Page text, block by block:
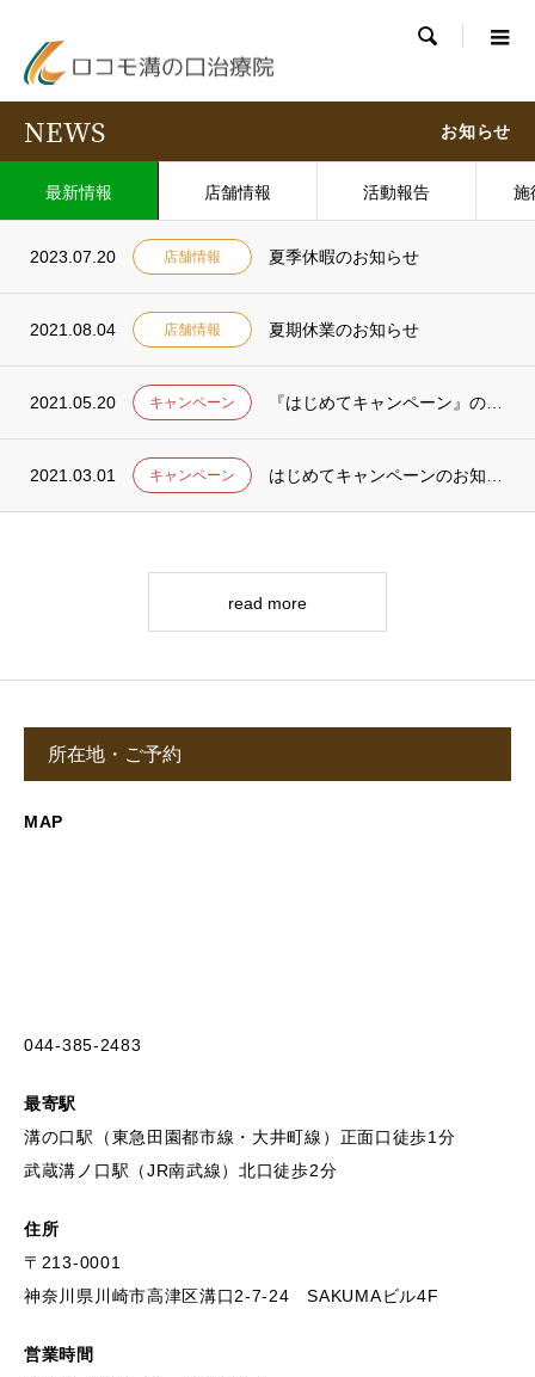

NEWS お知らせ
最新情報 店舗情報 活動報告 施
2023.07.20 店舗情報 夏季休暇のお知らせ
2021.08.04 店舗情報 夏期休業のお知らせ
2021.05.20 キャンペーン
2021.03.01 キャンペーン
read more
所在地・ご予約
MAP
044-385-2483
最寄駅
溝の口駅（東急田園都市線・大井町線）正面口徒歩1分
武蔵溝ノ口駅（JR南武線）北口徒歩2分
住所
〒213-0001
神奈川県川崎市高津区溝口2-7-24 SAKUMAビル4F
営業時間